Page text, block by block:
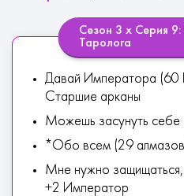
Сезон 3 х Серия
Таролога
Давай Императора (60
Старшие арканы
Можешь засунуть себе
*Обо всем (29
Мне нужно защищаться,
+2 Император